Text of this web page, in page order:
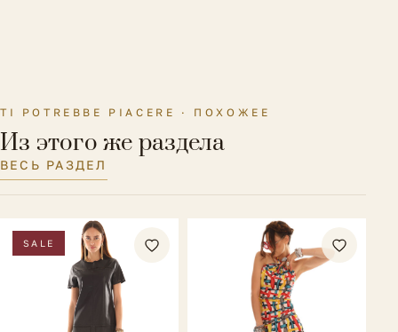
TI POTREBBE PIACERE · ПОХОЖЕЕ
Из этого же раздела
ВЕСЬ РАЗДЕЛ
SALE